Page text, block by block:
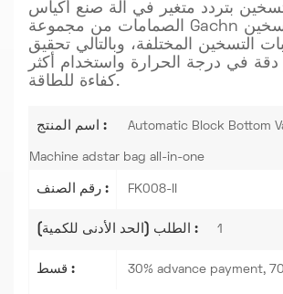
بتردد متغير في آلة صنع أكياس
الصمامات من مجموعة Gachn ضبط طاقة التسخين
التسخين المختلفة، وبالتالي تحقيق
دقة في درجة الحرارة واستخدام أكثر
كفاءة للطاقة.
اسم المنتج : Automatic Block Bottom
Machine adstar bag all-in-one
رقم الصنف : FK008-II
الطلب (الحد الأدنى للكمية) : 1
قسط : 30% advance payment,